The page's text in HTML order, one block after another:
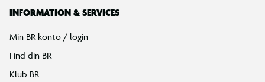
INFORMATION & SERVICES
Min BR konto / login
Find din BR
Klub BR